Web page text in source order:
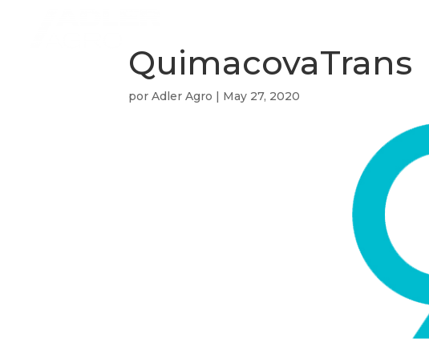
QuimacovaTrans
por Adler Agro | May 27, 2020